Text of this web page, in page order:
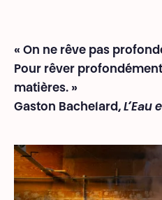
« On ne rêve pas
Pour rêver
matières. »
Gaston Bachelard, L’Eau